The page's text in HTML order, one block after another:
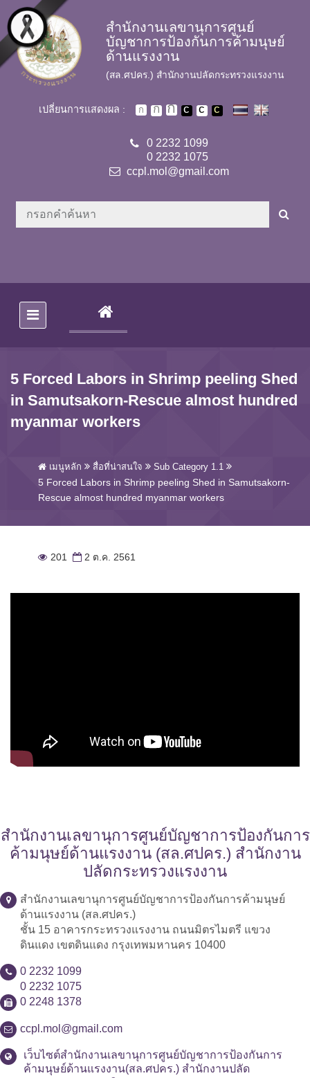
Skip to main content
สำนักงานเลขานุการศูนย์
บัญชาการป้องกันการค้ามนุษย์
ด้านแรงงาน
(สล.ศปคร.) สำนักงานปลัดกระทรวงแรงงาน
เปลี่ยนการแสดงผล :
0 2232 1099
0 2232 1075
ccpl.mol@gmail.com
(CURRENT)
5 Forced Labors in Shrimp peeling Shed
in Samutsakorn-Rescue almost hundred
myanmar workers
เมนูหลัก สื่อที่น่าสนใจ Sub Category 1.1
5 Forced Labors in Shrimp peeling Shed in Samutsakorn-
Rescue almost hundred myanmar workers
201 2 ต.ค. 2561
สำนักงานเลขานุการศูนย์บัญชาการป้องกันการ
ค้ามนุษย์ด้านแรงงาน (สล.ศปคร.) สำนักงาน
ปลัดกระทรวงแรงงาน
สำนักงานเลขานุการศูนย์บัญชาการป้องกันการค้ามนุษย์
ด้านแรงงาน (สล.ศปคร.)
ชั้น 15 อาคารกระทรวงแรงงาน ถนนมิตรไมตรี แขวง
ดินแดง เขตดินแดง กรุงเทพมหานคร 10400
0 2232 1099
0 2232 1075
0 2248 1378
ccpl.mol@gmail.com
เว็บไซต์สำนักงานเลขานุการศูนย์บัญชาการป้องกันการ
ค้ามนุษย์ด้านแรงงาน(สล.ศปคร.) สำนักงานปลัด